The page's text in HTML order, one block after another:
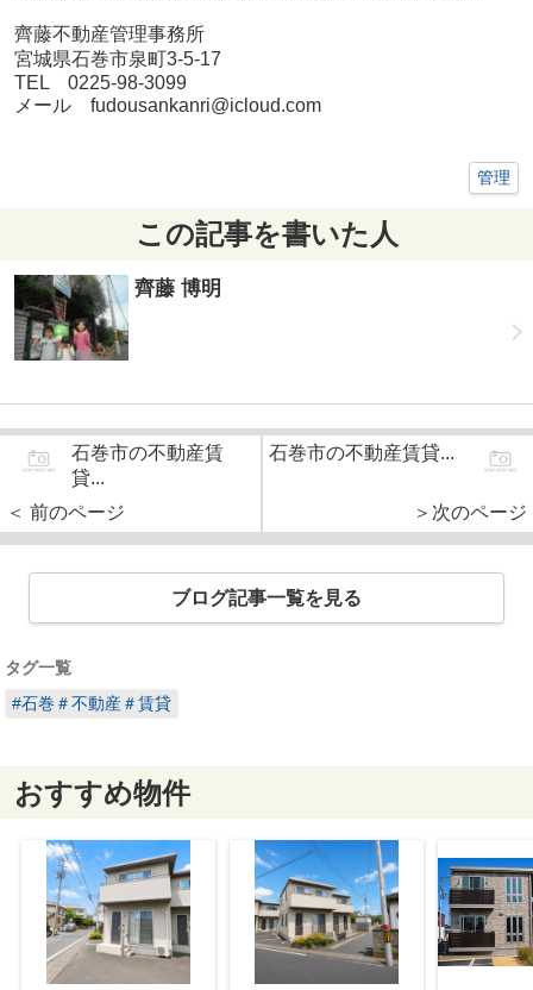
齊藤不動産管理事務所
宮城県石巻市泉町3-5-17
TEL 0225-98-3099
メール fudousankanri@icloud.com
管理
この記事を書いた人
齊藤 博明
石巻市の不動産賃
貸...
＜ 前のページ
石巻市の不動産賃貸...
＞次のページ
ブログ記事一覧を見る
タグ一覧
#石巻＃不動産＃賃貸
おすすめ物件